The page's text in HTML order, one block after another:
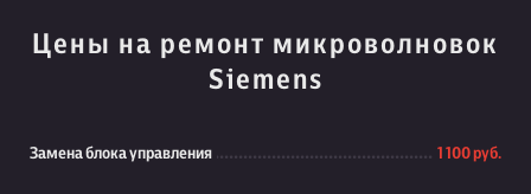
Цены на ремонт микроволновок
Siemens
Замена блока управления 1 100 руб.